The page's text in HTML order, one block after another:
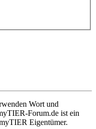
Wort und
Forum.de ist ein
Eigentümer.